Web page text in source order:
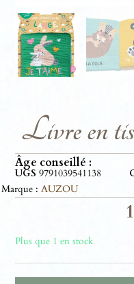
Livre en
Âge conseillé :
UGS9791039541138
Marque : AUZOU
Plus que 1 en stock